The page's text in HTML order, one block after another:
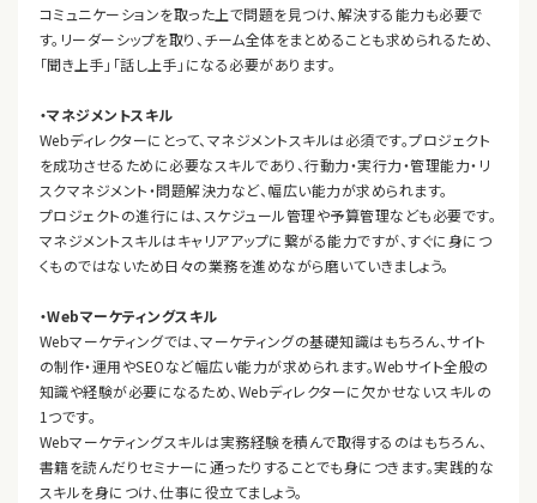
コミュニケーションを取った上で問題を見つけ、解決する能力も必要で
す。リーダーシップを取り、チーム全体をまとめることも求められるため、
「聞き上手」「話し上手」になる必要があります。
・マネジメントスキル
Webディレクターにとって、マネジメントスキルは必須です。プロジェクト
を成功させるために必要なスキルであり、行動力・実行力・管理能力・リ
スクマネジメント・問題解決力など、幅広い能力が求められます。
プロジェクトの進行には、スケジュール管理や予算管理なども必要です。
マネジメントスキルはキャリアアップに繋がる能力ですが、すぐに身につ
くものではないため日々の業務を進めながら磨いていきましょう。
・Webマーケティングスキル
Webマーケティングでは、マーケティングの基礎知識はもちろん、サイト
の制作・運用やSEOなど幅広い能力が求められます。Webサイト全般の
知識や経験が必要になるため、Webディレクターに欠かせないスキルの
1つです。
Webマーケティングスキルは実務経験を積んで取得するのはもちろん、
書籍を読んだりセミナーに通ったりすることでも身につきます。実践的な
スキルを身につけ、仕事に役立てましょう。